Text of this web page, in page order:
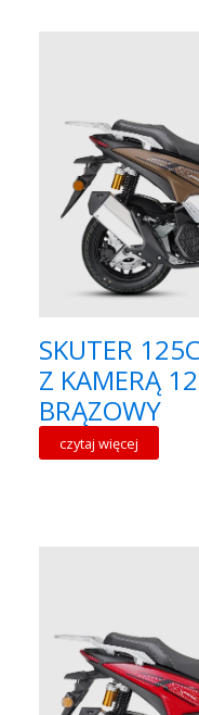
SKUTER
Z KAMERĄ
BRĄZOWY
czytaj więcej